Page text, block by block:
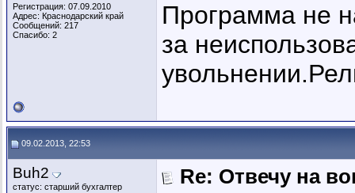
Регистрация: 07.09.2010
Адрес: Краснодарский край
Сообщений: 217
Спасибо: 2
Программа не
за
09.02.2013, 22:53
Buh2
статус: старший бухгалтер
Re: Отвечу на